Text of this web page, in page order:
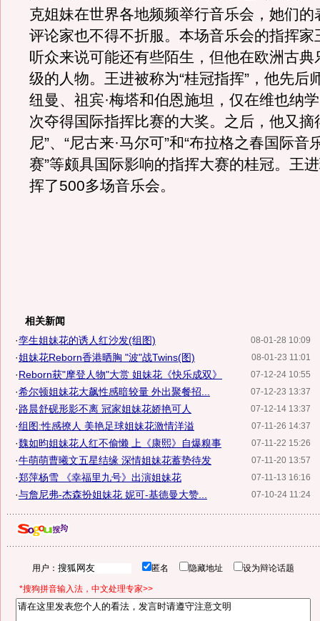
克姐妹在世界各地频频举行音乐会，她们的
评论家也不得不折服。本场音乐会的指挥家
听众来说可能还有些陌生，但他在欧洲古典
级的人物。王进被称为“桂冠指挥”，他先后
纽曼、祖宾·梅塔和伯恩施坦，仅在维也纳
次夺得国际指挥比赛的大奖。之后，他又摘
尼”、“尼古来·马尔可”和“布拉格之春国际音
赛”等颇具国际影响的指挥大赛的桂冠。王
挥了500多场音乐会。
相关新闻
08-01-28 10:09
·孪生姐妹花的诱人红沙发(组图)
08-01-23 11:01
·姐妹花Reborn香港晒胸 "波"战Twins(图)
07-12-24 10:55
·Reborn获"摩登人物"大赏 姐妹花《快乐成双》
07-12-23 13:37
·希尔顿姐妹花大飙性感暗较量 外出聚餐招...
07-12-14 13:37
·路晨舒砚形影不离 冠家姐妹花娇艳可人
07-11-26 14:37
·组图:性感撩人 美艳足球姐妹花激情洋溢
07-11-22 15:26
·魏如昀姐妹花人红不偷懒 上《康熙》自爆糗事
07-11-20 13:57
·牛萌萌曹曦文五星结缘 深情姐妹花蓄势待发
07-11-13 16:16
·郑萍杨雪 《幸福里九号》出演姐妹花
07-10-24 11:24
·与詹尼弗-杰森扮姐妹花 妮可-基德曼大赞...
用户： 匿名 隐藏地址 设为辩论话题
*搜狗拼音输入法，中文处理专家>>